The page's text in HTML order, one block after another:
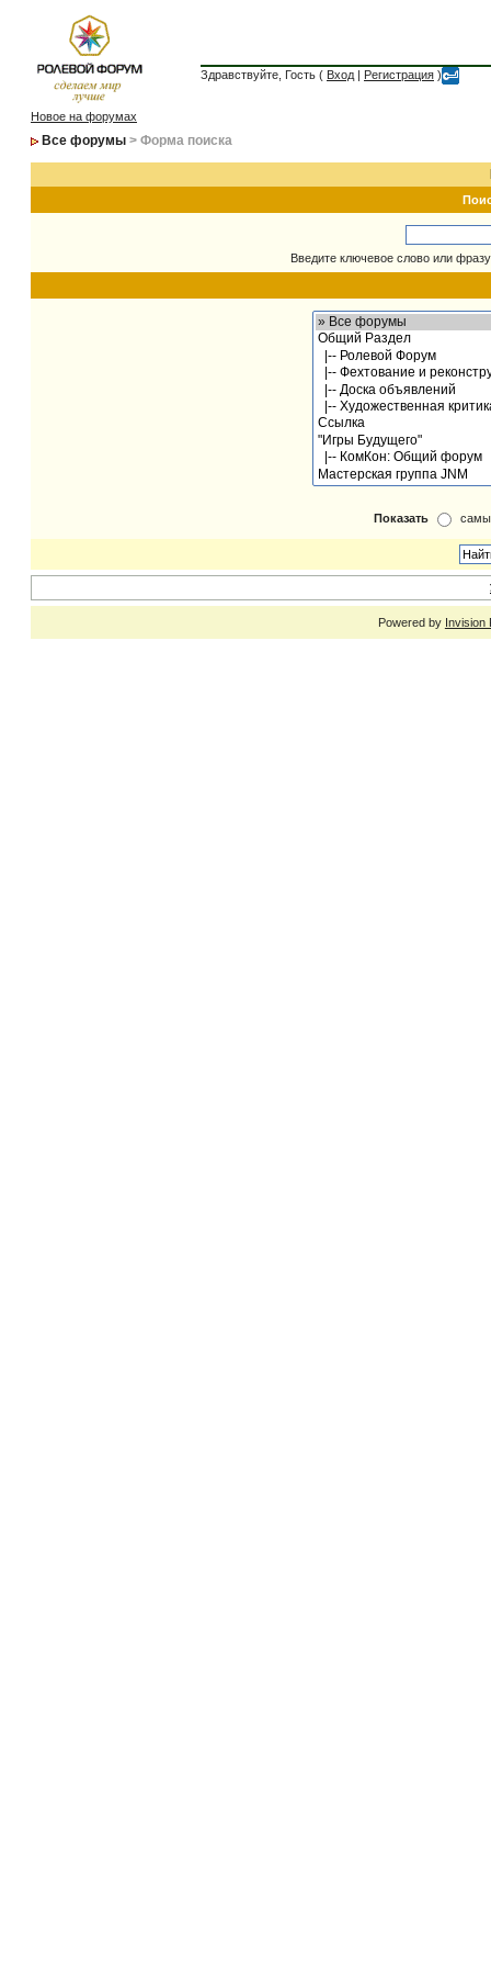
Здравствуйте, Гость ( Вход | Регистрация )
Новое на форумах
Все форумы > Форма поиска
Введите ключевое слово или
Показать
Powered by Invision